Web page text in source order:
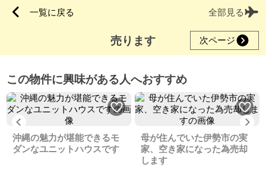
一覧に戻る 全部見る
売ります 次ページ
この物件に興味がある人へおすすめ
沖縄の魅力が堪能できるモ
ダンなユニットハウスです
母が住んでいた伊勢市の実
家、空き家になった為売却
します